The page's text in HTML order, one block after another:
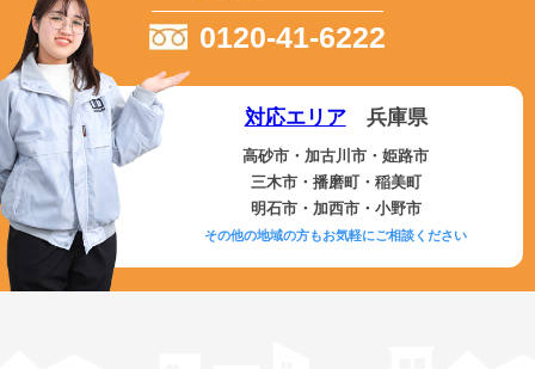
0120-41-6222
対応エリア兵庫県
高砂市・加古川市・姫路市
三木市・播磨町・稲美町
明石市・加西市・小野市
その他の地域の方もお気軽にご相談ください